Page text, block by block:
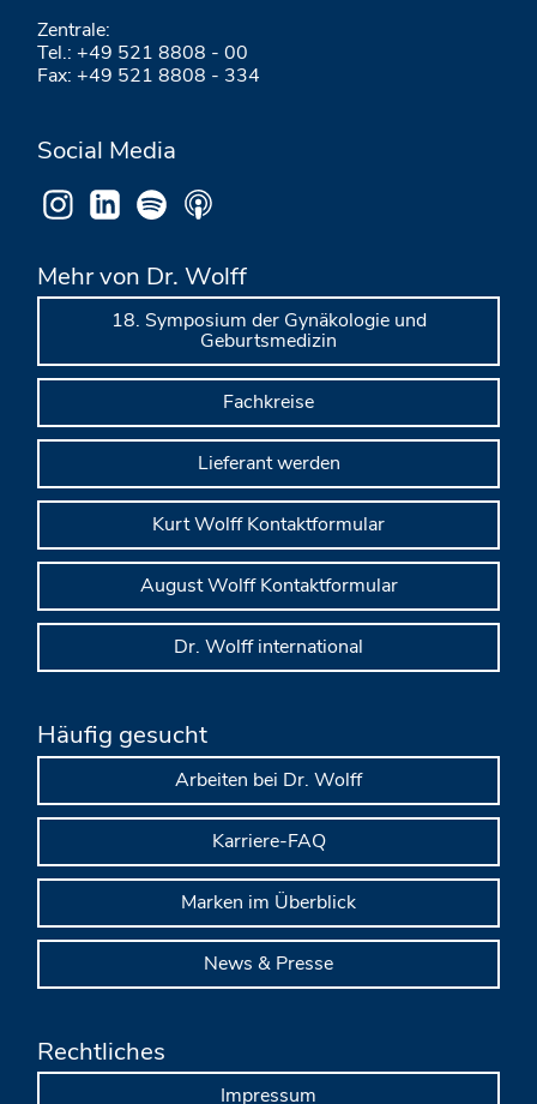
Zentrale:
Tel.: +49 521 8808 - 00
Fax: +49 521 8808 - 334
Social Media
Mehr von Dr. Wolff
18. Symposium der Gynäkologie und
Geburtsmedizin
Fachkreise
Lieferant werden
Kurt Wolff Kontaktformular
August Wolff Kontaktformular
Dr. Wolff international
Häufig gesucht
Arbeiten bei Dr. Wolff
Karriere-FAQ
Marken im Überblick
News & Presse
Rechtliches
Impressum